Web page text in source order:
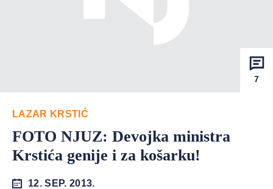
7
LAZAR KRSTIĆ
FOTO NJUZ: Devojka ministra
Krstića genije i za košarku!
12. SEP. 2013.